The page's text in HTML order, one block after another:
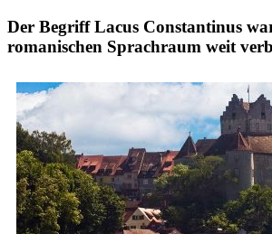
Der Begriff Lacus Constantinus
romanischen Sprachraum weit